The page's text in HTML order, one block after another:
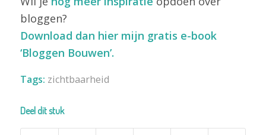
bloggen?
Download dan hier mijn gratis e-book
‘Bloggen Bouwen’.
Tags: zichtbaarheid
Deel dit stuk